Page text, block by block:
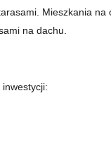
Mieszkania na
na dachu.